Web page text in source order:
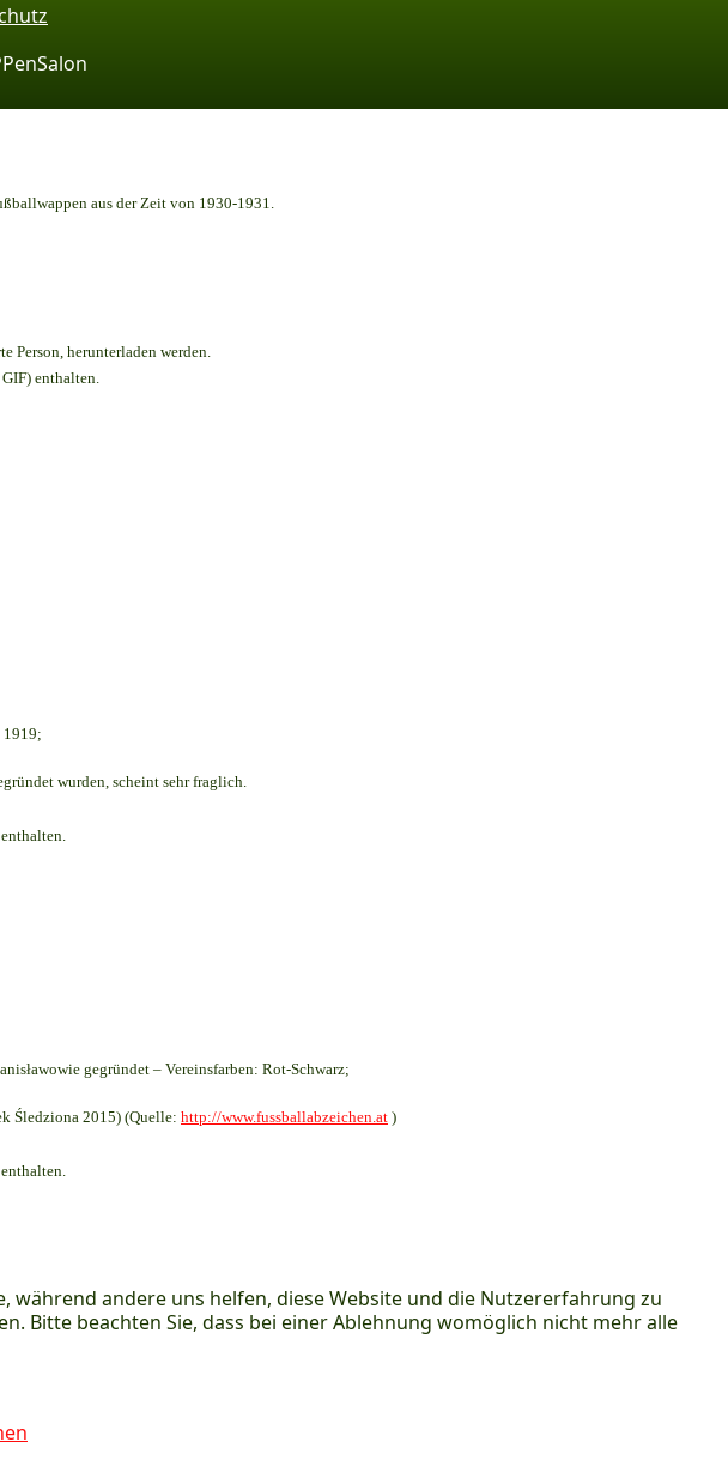
während andere uns helfen, diese Website und die Nutzererfahrung zu
Bitte beachten Sie, dass bei einer Ablehnung womöglich nicht mehr alle
aus der Zeit von 1930-1931.
Person, herunterladen werden.
enthalten.
1919;
wurden, scheint sehr fraglich.
gegründet – Vereinsfarben: Rot-Schwarz;
Śledziona 2015) (Quelle: http://www.fussballabzeichen.at )